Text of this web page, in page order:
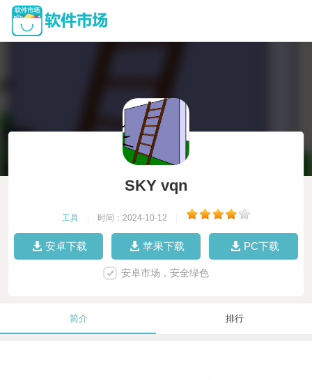
SKY vqn
工具 时间：2024-10-12
安卓下载 苹果下载 PC下载
安卓市场，安全绿色
简介 排行